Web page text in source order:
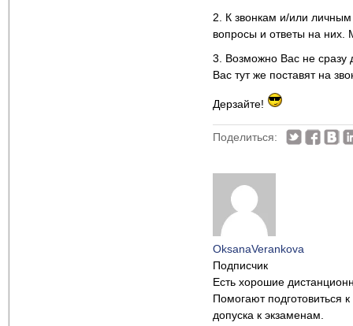
2. К звонкам и/или
вопросы и ответы на них.
3. Возможно Вас не сразу
Вас тут же поставят на
Дерзайте!
Поделиться:
OksanaVerankova
Подписчик
Есть хорошие
Помогают подготовиться
допуска к экзаменам.